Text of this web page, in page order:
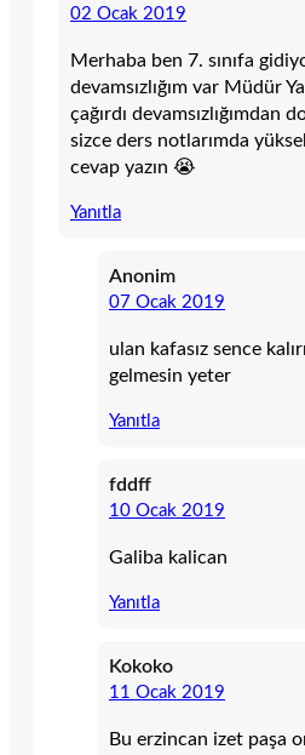
02 Ocak 2019
Merhaba ben 7. sınıfa
devamsızlığım var Müdür
çağırdı devamsızlığımdan
sizce ders notlarımda
cevap yazın 😭
Yanıtla
Anonim
07 Ocak 2019
ulan kafasız sence
gelmesin yeter
Yanıtla
fddff
10 Ocak 2019
Galiba kalican
Yanıtla
Kokoko
11 Ocak 2019
Bu erzincan izet paşa